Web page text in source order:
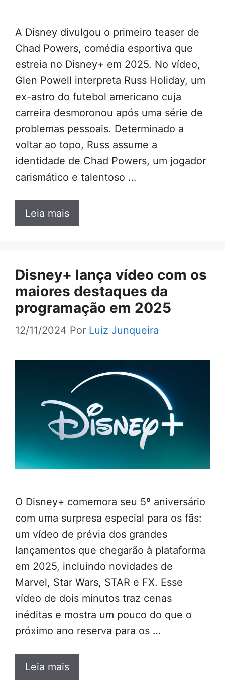
A Disney divulgou o primeiro teaser de
Chad Powers, comédia esportiva que
estreia no Disney+ em 2025. No vídeo,
Glen Powell interpreta Russ Holiday, um
ex-astro do futebol americano cuja
carreira desmoronou após uma série de
problemas pessoais. Determinado a
voltar ao topo, Russ assume a
identidade de Chad Powers, um jogador
carismático e talentoso …
Leia mais
Disney+ lança vídeo com os
maiores destaques da
programação em 2025
12/11/2024 Por Luiz Junqueira
O Disney+ comemora seu 5º aniversário
com uma surpresa especial para os fãs:
um vídeo de prévia dos grandes
lançamentos que chegarão à plataforma
em 2025, incluindo novidades de
Marvel, Star Wars, STAR e FX. Esse
vídeo de dois minutos traz cenas
inéditas e mostra um pouco do que o
próximo ano reserva para os …
Leia mais